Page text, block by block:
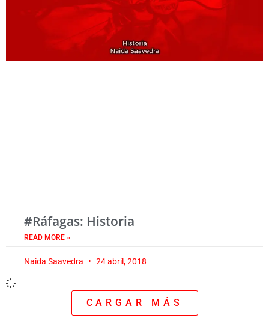
#Ráfagas: Historia
READ MORE »
Naida Saavedra 24 abril, 2018
CARGAR MÁS